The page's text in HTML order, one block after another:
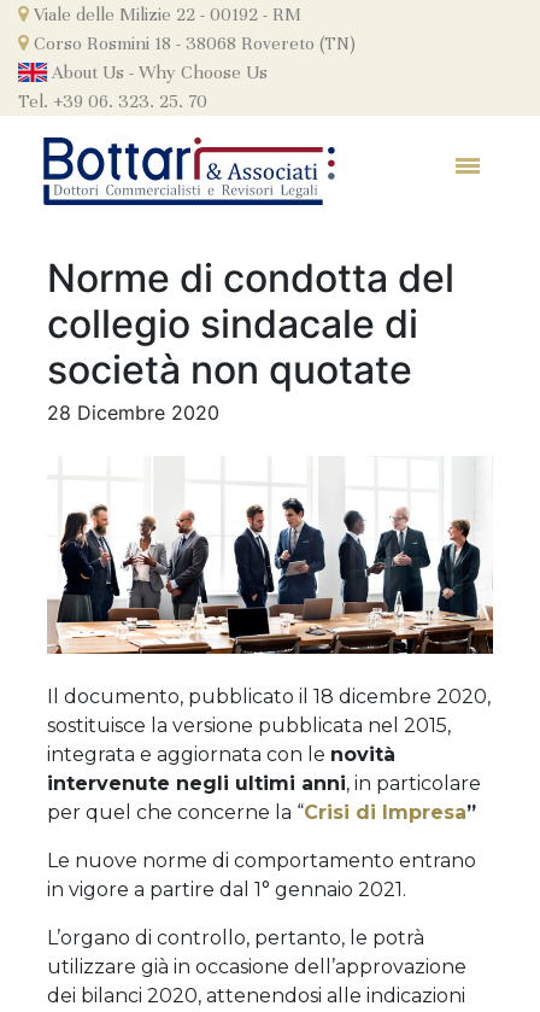
Skip
content
Viale delle Milizie 22 - 00192 - RM
Corso Rosmini 18 - 38068 Rovereto (TN)
About Us - Why Choose Us
Tel. +39 06. 323. 25. 70
Norme di condotta del
collegio sindacale di
società non quotate
28 Dicembre 2020
Il documento, pubblicato il 18 dicembre 2020,
sostituisce la versione pubblicata nel 2015,
integrata e aggiornata con le novità
intervenute negli ultimi anni, in particolare
per quel che concerne la “Crisi di Impresa”
Le nuove norme di comportamento entrano
in vigore a partire dal 1° gennaio 2021.
L’organo di controllo, pertanto, le potrà
utilizzare già in occasione dell’approvazione
dei bilanci 2020, attenendosi alle indicazioni